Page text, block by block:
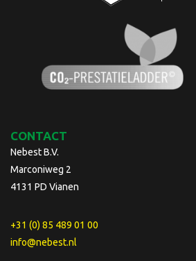
CONTACT
Nebest B.V.
Marconiweg 2
4131 PD Vianen
+31 (0) 85 489 01 00
info@nebest.nl